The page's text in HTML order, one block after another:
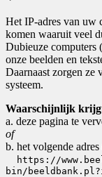
Het IP-adres van uw
komen waaruit veel
Dubieuze computers
onze beelden en
Daarnaast zorgen ze
systeem.
Waarschijnlijk
a. deze pagina te
of
b. het volgende
https://
bin/